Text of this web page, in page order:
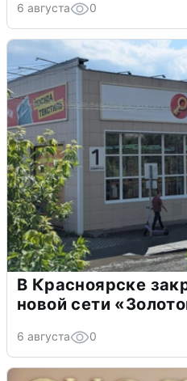
6 августа 0
В Красноярске
новой сети
6 августа 0